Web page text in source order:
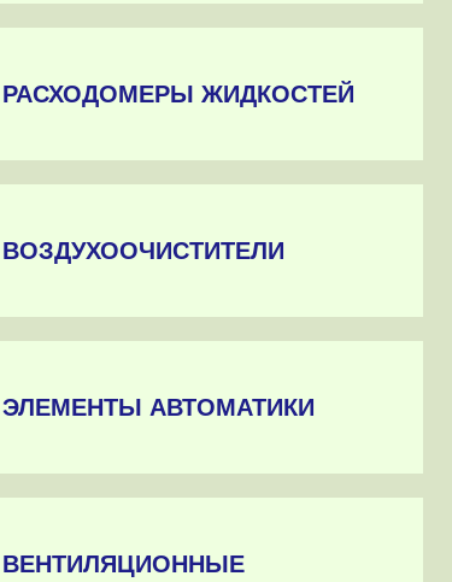
РАСХОДОМЕРЫ ЖИДКОСТЕЙ
ВОЗДУХООЧИСТИТЕЛИ
ЭЛЕМЕНТЫ АВТОМАТИКИ
ВЕНТИЛЯЦИОННЫЕ